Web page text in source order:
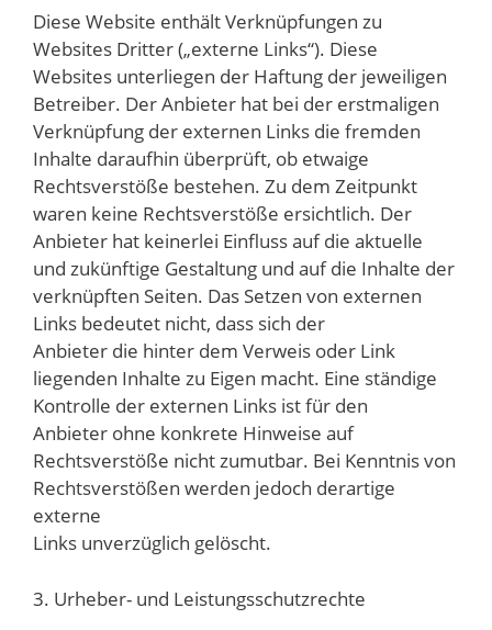
Diese Website enthält Verknüpfungen zu
Websites Dritter („externe Links“). Diese
Websites unterliegen der Haftung der jeweiligen
Betreiber. Der Anbieter hat bei der erstmaligen
Verknüpfung der externen Links die fremden
Inhalte daraufhin überprüft, ob etwaige
Rechtsverstöße bestehen. Zu dem Zeitpunkt
waren keine Rechtsverstöße ersichtlich. Der
Anbieter hat keinerlei Einfluss auf die aktuelle
und zukünftige Gestaltung und auf die Inhalte der
verknüpften Seiten. Das Setzen von externen
Links bedeutet nicht, dass sich der
Anbieter die hinter dem Verweis oder Link
liegenden Inhalte zu Eigen macht. Eine ständige
Kontrolle der externen Links ist für den
Anbieter ohne konkrete Hinweise auf
Rechtsverstöße nicht zumutbar. Bei Kenntnis von
Rechtsverstößen werden jedoch derartige
externe
Links unverzüglich gelöscht.
3. Urheber- und Leistungsschutzrechte